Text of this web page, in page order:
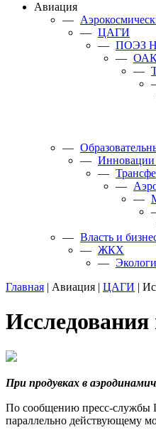
Авиация
—
— ЦАГИ
— ПОЭЗ
—
—
—
— Инновации
—
—
—
— Власть и
— ЖКХ
—
Главная | Авиация | ЦАГИ |
При продувках в
По сообщению пресс-службы
параллельно действующему